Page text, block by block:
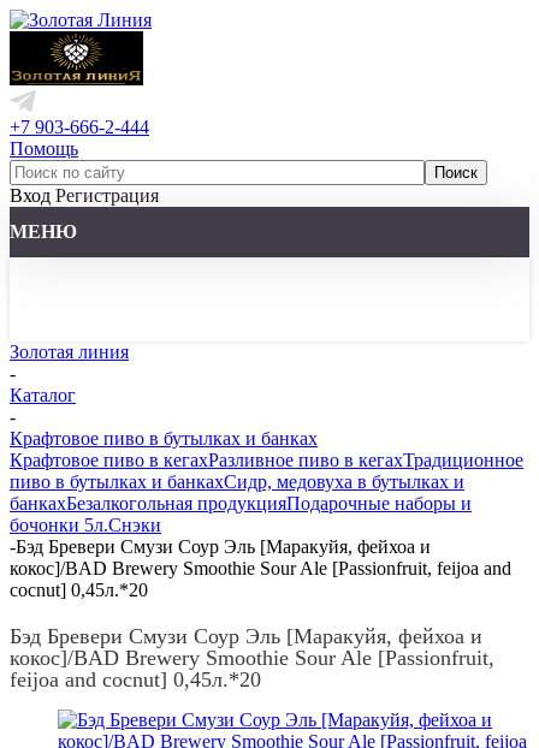
+7 903-666-2-444
Помощь
Вход Регистрация
МЕНЮ
Золотая линия
-
Каталог
-
Крафтовое пиво в бутылках и банках
Крафтовое пиво в кегахРазливное пиво в кегахТрадиционное
пиво в бутылках и банкахСидр, медовуха в бутылках и
банкахБезалкогольная продукцияПодарочные наборы и
бочонки 5л.Снэки
-Бэд Бревери Смузи Соур Эль [Маракуйя, фейхоа и
кокос]/BAD Brewery Smoothie Sour Ale [Passionfruit, feijoa and
cocnut] 0,45л.*20
Бэд Бревери Смузи Соур Эль [Маракуйя, фейхоа и
кокос]/BAD Brewery Smoothie Sour Ale [Passionfruit,
feijoa and cocnut] 0,45л.*20